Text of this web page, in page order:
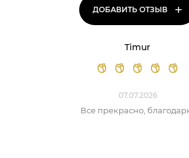
ДОБАВИТЬ ОТЗЫВ +
Timur
07.07.2026
Все прекрасно,